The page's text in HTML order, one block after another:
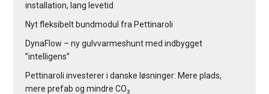
installation, lang levetid
Nyt fleksibelt bundmodul fra Pettinaroli
DynaFlow – ny gulvvarmeshunt med indbygget
”intelligens”
Pettinaroli investerer i danske løsninger: Mere plads,
mere prefab og mindre CO₂